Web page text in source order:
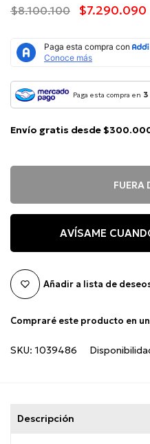
$8.100.100 $7.290.090
Paga esta compra en 3
Envío gratis desde
FUERA
AVÍSAME
Añadir a lista de
Compraré este producto en
SKU: 1039486
Descripción